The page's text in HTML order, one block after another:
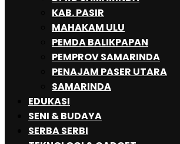
KAB. PASIR
MAHAKAM ULU
PEMDA BALIKPAPAN
PEMPROV SAMARINDA
PENAJAM PASER UTARA
SAMARINDA
EDUKASI
SENI & BUDAYA
SERBA SERBI